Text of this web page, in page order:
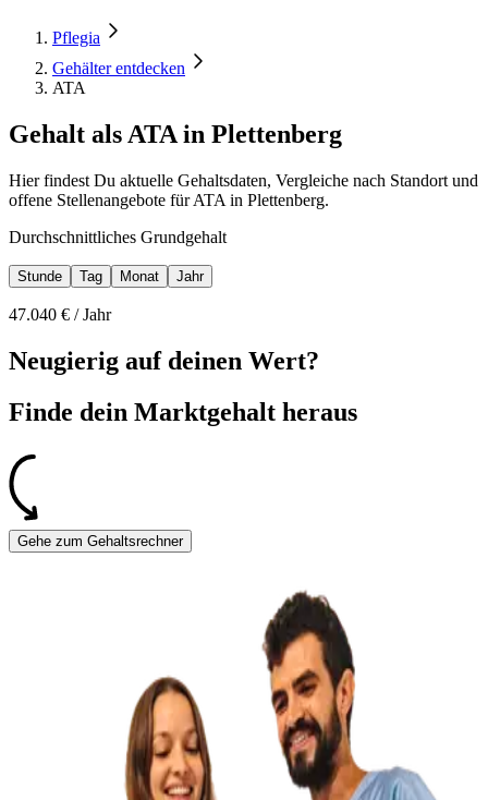
Pflegia
Gehälter entdecken
ATA
Gehalt als ATA in Plettenberg
Hier findest Du aktuelle Gehaltsdaten, Vergleiche nach Standort und
offene Stellenangebote für ATA in Plettenberg.
Durchschnittliches Grundgehalt
Stunde Tag Monat Jahr
47.040 € /Jahr
Neugierig auf deinen Wert?
Finde dein Marktgehalt heraus
Gehe zum Gehaltsrechner